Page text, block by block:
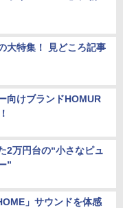
大特集！ 見どころ記事
向けブランドHOMUR
2万円台の“小さなピュ
”
」サウンドを体感